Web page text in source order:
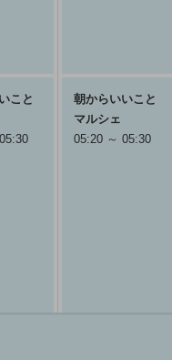
こと
朝からいいこと
マルシェ
05:20 ～ 05:30